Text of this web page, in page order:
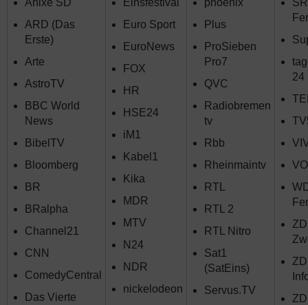
Anixe SD
ARD (Das
Erste)
Arte
AstroTV
BBC World
News
BibelTV
Bloomberg
BR
BRalpha
Channel21
CNN
ComedyCentral
Das Vierte
Einsfestival
Euro Sport
EuroNews
FOX
HR
HSE24
iM1
Kabel1
Kika
MDR
MTV
N24
NDR
nickelodeon
phoenix
Plus
ProSieben
Pro7
QVC
Radiobremen
tv
Rbb
Rheinmaintv
RTL
RTL 2
RTL Nitro
Sat1
(SatEins)
Servus.TV
SR
24